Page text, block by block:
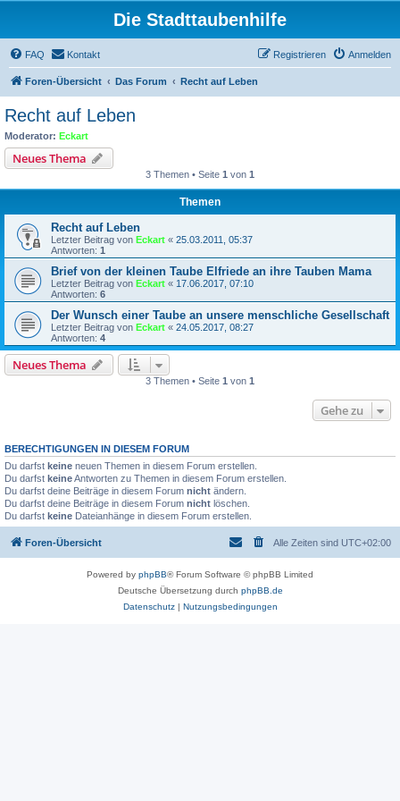
Die Stadttaubenhilfe
FAQ Kontakt Anmelden
Registrieren
Foren-Übersicht Das Forum Recht auf Leben
Recht auf Leben
Moderator: Eckart
Neues Thema
3 Themen • Seite 1 von 1
Themen
Recht auf Leben
Letzter Beitrag von Eckart « 25.03.2011, 05:37
Antworten: 1
Brief von der kleinen Taube Elfriede an ihre Tauben Mama
Letzter Beitrag von Eckart « 17.06.2017, 07:10
Antworten: 6
Der Wunsch einer Taube an unsere menschliche Gesellschaft
Letzter Beitrag von Eckart « 24.05.2017, 08:27
Antworten: 4
Neues Thema
3 Themen • Seite 1 von 1
Gehe zu
BERECHTIGUNGEN IN DIESEM FORUM
Du darfst keine neuen Themen in diesem Forum erstellen.
Du darfst keineAntworten zu Themen in diesem Forum erstellen.
Du darfst deine Beiträge in diesem Forum nicht ändern.
Du darfst deine Beiträge in diesem Forum nicht löschen.
Du darfst keine Dateianhänge in diesem Forum erstellen.
Foren-Übersicht Alle Zeiten sind UTC+02:00
Powered by phpBB® Forum Software © phpBB Limited
Deutsche Übersetzung durch phpBB.de
Datenschutz| Nutzungsbedingungen